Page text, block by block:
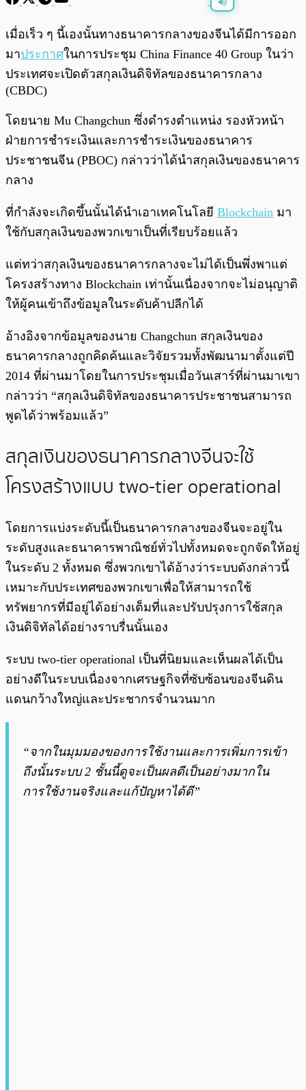
พร้อมเล่น 0:00 /
เมื่อเร็ว ๆ นี้เองนั้นทางธนาคารกลางของจีนได้มีการออก
มาประกาศในการประชุม China Finance 40 Group ในว่า
ประเทศจะเปิดตัวสกุลเงินดิจิทัลของธนาคารกลาง
(CBDC)
โดยนาย Mu Changchun ซึ่งดำรงตำแหน่ง รองหัวหน้า
ฝ่ายการชำระเงินและการชำระเงินของธนาคาร
ประชาชนจีน (PBOC) กล่าวว่าได้นำสกุลเงินของธนาคาร
กลาง
ที่กำลังจะเกิดขึ้นนั้นได้นำเอาเทคโนโลยี Blockchain มา
ใช้กับสกุลเงินของพวกเขาเป็นที่เรียบร้อยแล้ว
แต่ทว่าสกุลเงินของธนาคารกลางจะไม่ได้เป็นพึ่งพาแต่
โครงสร้างทาง Blockchain เท่านั้นเนื่องจากจะไม่อนุญาติ
ให้ผู้คนเข้าถึงข้อมูลในระดับค้าปลีกได้
อ้างอิงจากข้อมูลของนาย Changchun สกุลเงินของ
ธนาคารกลางถูกคิดค้นและวิจัยรวมทั้งพัฒนามาตั้งแต่ปี
2014 ที่ผ่านมาโดยในการประชุมเมื่อวันเสาร์ที่ผ่านมาเขา
กล่าวว่า “สกุลเงินดิจิทัลของธนาคารประชาชนสามารถ
พูดได้ว่าพร้อมแล้ว”
สกุลเงินของธนาคารกลางจีนจะใช้
โครงสร้างแบบ two-tier operational
โดยการแบ่งระดับนี้เป็นธนาคารกลางของจีนจะอยู่ใน
ระดับสูงและธนาคารพาณิชย์ทั่วไปทั้งหมดจะถูกจัดให้อยู่
ในระดับ 2 ทั้งหมด ซึ่งพวกเขาได้อ้างว่าระบบดังกล่าวนี้
เหมาะกับประเทศของพวกเขาเพื่อให้สามารถใช้
ทรัพยากรที่มีอยู่ได้อย่างเต็มที่และปรับปรุงการใช้สกุล
เงินดิจิทัลได้อย่างราบรื่นนั้นเอง
ระบบ two-tier operational เป็นที่นิยมและเห็นผลได้เป็น
อย่างดีในระบบเนื่องจากเศรษฐกิจที่ซับซ้อนของจีนดิน
แดนกว้างใหญ่และประชากรจำนวนมาก
“จากในมุมมองของการใช้งานและการเพิ่มการเข้า
ถึงนั้นระบบ 2 ชั้นนี้ดูจะเป็นผลดีเป็นอย่างมากใน
การใช้งานจริงและแก้ปัญหาได้ดี”